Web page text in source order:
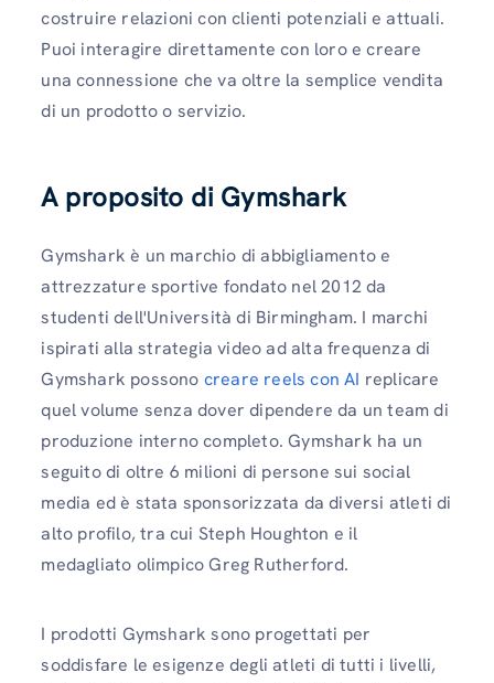
costruire relazioni con clienti potenziali e attuali.
Puoi interagire direttamente con loro e creare
una connessione che va oltre la semplice vendita
di un prodotto o servizio.
A proposito di Gymshark
Gymshark è un marchio di abbigliamento e
attrezzature sportive fondato nel 2012 da
studenti dell'Università di Birmingham. I marchi
ispirati alla strategia video ad alta frequenza di
Gymshark possono creare reels con AI replicare
quel volume senza dover dipendere da un team di
produzione interno completo. Gymshark ha un
seguito di oltre 6 milioni di persone sui social
media ed è stata sponsorizzata da diversi atleti di
alto profilo, tra cui Steph Houghton e il
medagliato olimpico Greg Rutherford.
I prodotti Gymshark sono progettati per
soddisfare le esigenze degli atleti di tutti i livelli,